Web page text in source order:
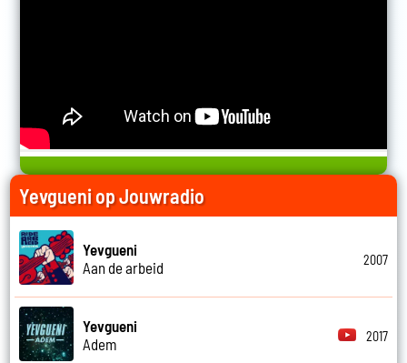
Yevgueni op Jouwradio
Yevgueni
Aan de arbeid
2007
Yevgueni
Adem
2017